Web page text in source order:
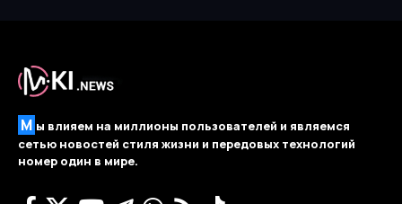
М ы влияем на миллионы пользователей и являемся
сетью новостей стиля жизни и передовых технологий
номер один в мире.